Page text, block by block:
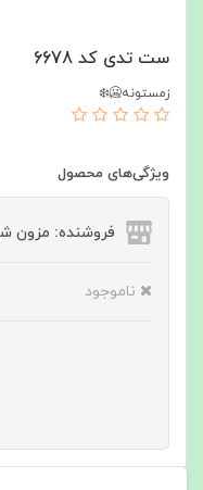
ست تدی کد 6678
زمستونه🥶❄️
ویژگی‌های محصول
فروشنده: مزون
ناموجود